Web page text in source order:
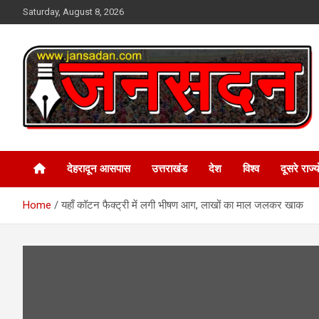
to
Saturday, August 8, 2026
Jan Sadan
देहरादून आसपास उत्तराखंड देश विश्व दूसरे
Home यहाँ कॉटन फैक्ट्री में लगी भीषण आग, लाखों का माल जलकर खाक